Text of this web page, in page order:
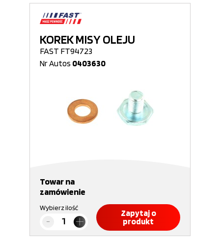
KOREK MISY OLEJU
FAST FT94723
Nr Autos 0403630
Towar na
zamówienie
Wybierz ilość
Zapytaj o
produkt